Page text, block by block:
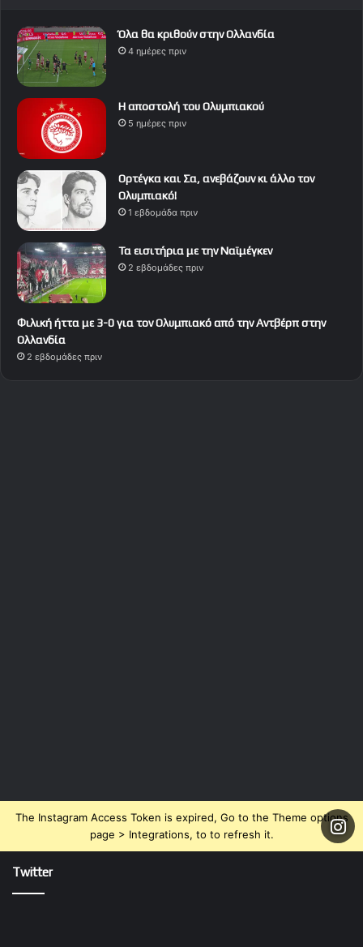
Όλα θα κριθούν στην Ολλανδία
4 ημέρες πριν
Η αποστολή του Ολυμπιακού
5 ημέρες πριν
Ορτέγκα και Σα, ανεβάζουν κι άλλο τον
Ολυμπιακό!
1 εβδομάδα πριν
Τα εισιτήρια με την Ναϊμέγκεν
2 εβδομάδες πριν
Φιλική ήττα με 3-0 για τον Ολυμπιακό από την Αντβέρπ στην
Ολλανδία
2 εβδομάδες πριν
The Instagram Access Token is expired, Go to the Theme options
page > Integrations, to to refresh it.
Twitter